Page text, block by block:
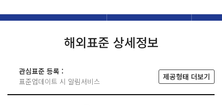
해외표준 상세정보
관심표준 등록 :
표준업데이트 시 알림서비스
제공형태 더보기